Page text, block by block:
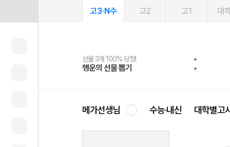
고3·N수 고2 고1 대
선물 3개 100% 당첨!
행운의 선물 뽑기
선물 100% 증정!
메가스터디 X 올리브
여름방학 스터디 캐시백
메가런 썸머스쿨
2027 러셀 단과
강사 공개선발
스마트러닝앱
설문 EVENT
메가패스
3일 무료 체험권
메가패스 수강생 무료혜택!
메가클럽 멤버십
사회공헌 캠페인
희망이룸 메가나눔
메가선생님 수능·내신 대학별고